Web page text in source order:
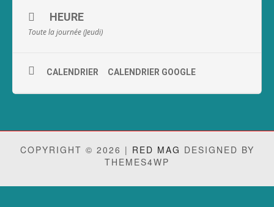
HEURE
Toute la journée (Jeudi)
CALENDRIER CALENDRIER GOOGLE
COPYRIGHT © 2026 | RED MAG DESIGNED BY
THEMES4WP